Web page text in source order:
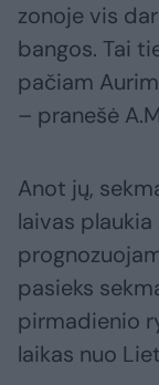
zonoje vis
bangos. Tai
pačiam
– pranešė
Anot jų,
laivas
pasieks
pirmadienio
laikas nuo